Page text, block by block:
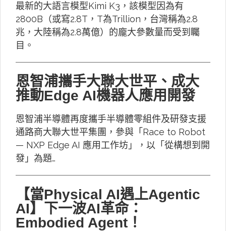
最新的大語言模型Kimi K3，該模型因為有
2800B（或寫2.8T，T為Trillion，台灣稱為2.8
兆，大陸稱為2.8萬億）的龐大參數量而受到矚
目。
恩智浦攜手大聯大世平、成大
推動Edge AI機器人應用開發
恩智浦半導體再度攜手半導體零組件及研發支援
通路商大聯大世平集團，參與「Race to Robot
— NXP Edge AI 應用工作坊」，以「從構想到開
發」為題…
【當Physical AI遇上Agentic
AI】下一波AI革命：
Embodied Agent！